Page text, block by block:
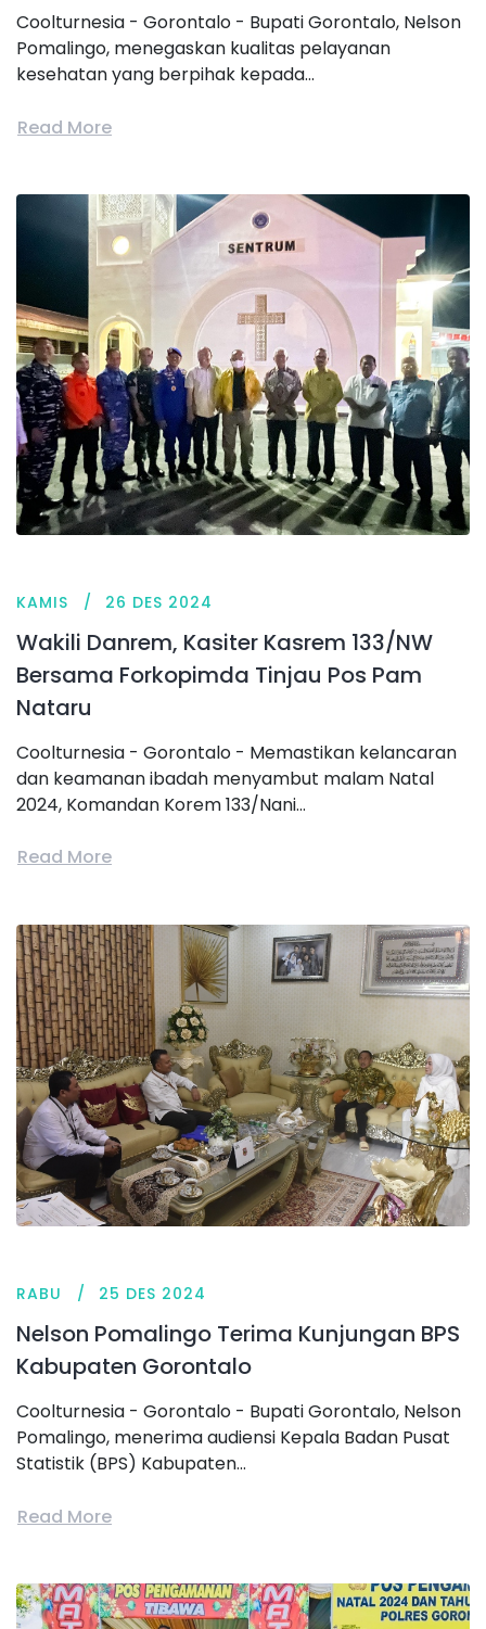
Coolturnesia - Gorontalo - Bupati Gorontalo, Nelson
Pomalingo, menegaskan kualitas pelayanan
kesehatan yang berpihak kepada...
Read More
KAMIS 26 DES 2024
Wakili Danrem, Kasiter Kasrem 133/NW
Bersama Forkopimda Tinjau Pos Pam
Nataru
Coolturnesia - Gorontalo - Memastikan kelancaran
dan keamanan ibadah menyambut malam Natal
2024, Komandan Korem 133/Nani...
Read More
RABU 25 DES 2024
Nelson Pomalingo Terima Kunjungan BPS
Kabupaten Gorontalo
Coolturnesia - Gorontalo - Bupati Gorontalo, Nelson
Pomalingo, menerima audiensi Kepala Badan Pusat
Statistik (BPS) Kabupaten...
Read More